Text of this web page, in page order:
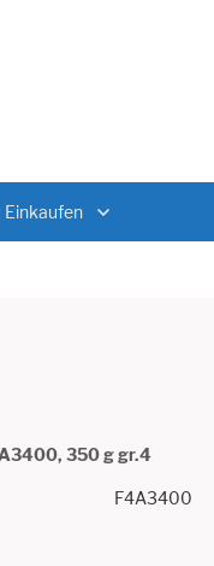
Einkaufen
350 g gr.4
F4A3400